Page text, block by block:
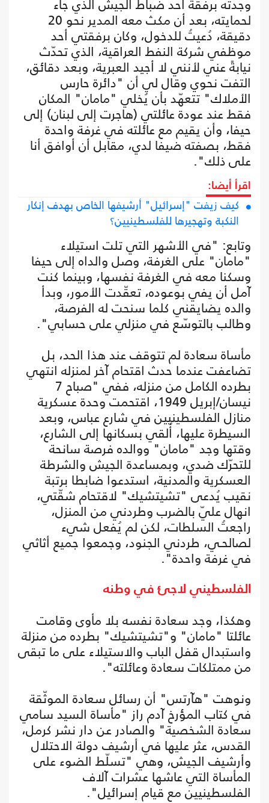
وجدته برفقة أحد ضباط الجيش الذي جاء
لحمايته، بعد أن مكث معه المدير نحو 20
دقيقة، دُعيتُ للدخول، وكان برفقتي أحد
موظفي شركة النفط العراقية، الذي تحدّث
نيابةً عني لأنني لا أجيد العبرية، وبعد دقائق،
التفت نحوي وقال لي أن "دائرة حارس
الأملاك" تتعهّد بأن يُخلي "مامان" المكان
فقط عند عودة عائلتي (هاجرت إلى لبنان) إلى
حيفا، وأن يقيم مع عائلته في غرفة واحدة
فقط، بصفته ضيفا لدي، مقابل أن أوافق أنا
على ذلك".
اقرأ أيضا:
كيف زيفت "إسرائيل" أرشيفها الخاص بهدف إنكار
النكبة وتهجيرها للفلسطينيين؟
وتابع: "في الأشهر التي تلت استيلاء
"مامان" على الغرفة، وصل والداه إلى حيفا
وسكنا معه في الغرفة نفسها، وبينما كنت
آمل أن يفي بوعوده، تعقّدت الأمور، وبدأ
والده يضايقني كلما سنحت له الفرصة،
وطالب بالتوسّع في منزلي على حسابي".
مأساة سعادة لم تتوقف عند هذا الحد، بل
تضاعفت عندما حدث اقتحام آخر لمنزله انتهي
بطرده الكامل من منزله، ففي "صباح 7
نيسان/إبريل 1949، اقتحمت وحدة عسكرية
منازل الفلسطينيين في شارع عباس، وبعد
السيطرة عليها، أُلقي بسكانها إلى الشارع،
وقتها وجد "مامان" ووالده فرصة سانحة
للتحرّك ضدي، وبمساعدة الجيش والشرطة
العسكرية والمدنية، استدعوا ضابطا برتبة
نقيب يُدعى "تشيتشيك" لاقتحام شقّتي،
انهال عليّ بالضرب وطردني من المنزل،
راجعتُ السلطات، لكن لم يُفعل شيء
لصالحـي، طردني الجنود، وجمعوا جميع أثاثي
في غرفة واحدة".
الفلسطيني لاجئ في وطنه
وهكذا، وجد سعادة نفسه بلا مأوى وقامت
عائلتا "مامان" و"تشيتشيك" بطرده من منزلة
واستبدال قفل الباب والاستيلاء على ما تبقى
من ممتلكات سعادة وعائلته".
ونوهت "هآرتس" أن رسائل سعادة الموثّقة
في كتاب المؤرخ آدم راز "مأساة السيد سامي
سعادة الشخصية" والصادر عن دار نشر كرمل،
القدس، عثر عليها في أرشيف دولة الاحتلال
وأرشيف الجيش، وهي "تسلّط الضوء على
المأساة التي عاشها عشرات آلاف
الفلسطينيين مع قيام إسرائيل".